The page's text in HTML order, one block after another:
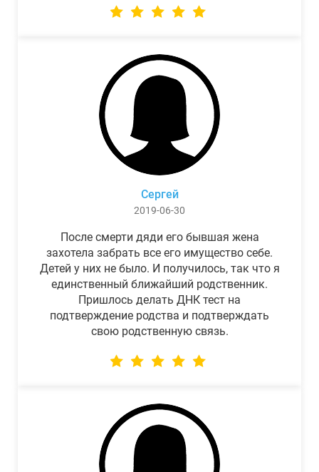
Сергей
2019-06-30
После смерти дяди его бывшая жена
захотела забрать все его имущество себе.
Детей у них не было. И получилось, так что я
единственный ближайший родственник.
Пришлось делать ДНК тест на
подтверждение родства и подтверждать
свою родственную связь.